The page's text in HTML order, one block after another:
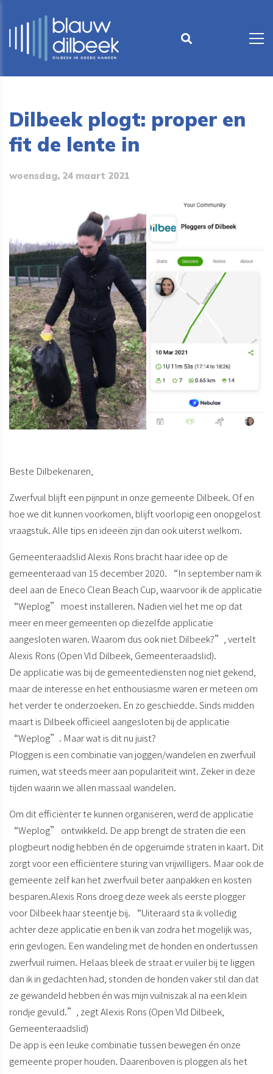
Dilbeek plogt: proper en
fit de lente in
woensdag, 24 maart 2021
Beste Dilbekenaren,
Zwerfvuil blijft een pijnpunt in onze gemeente Dilbeek. Of en
hoe we dit kunnen voorkomen, blijft voorlopig een onopgelost
vraagstuk. Alle tips en ideeën zijn dan ook uiterst welkom.
Gemeenteraadslid Alexis Rons bracht haar idee op de
gemeenteraad van 15 december 2020. “In september nam ik
deel aan de Eneco Clean Beach Cup, waarvoor ik de applicatie
“Weplog” moest installeren. Nadien viel het me op dat
meer en meer gemeenten op diezelfde applicatie
aangesloten waren. Waarom dus ook niet Dilbeek?”, vertelt
Alexis Rons (Open Vld Dilbeek, Gemeenteraadslid).
De applicatie was bij de gemeentediensten nog niet gekend,
maar de interesse en het enthousiasme waren er meteen om
het verder te onderzoeken. En zo geschiedde. Sinds midden
maart is Dilbeek officieel aangesloten bij de applicatie
“Weplog”. Maar wat is dit nu juist?
Ploggen is een combinatie van joggen/wandelen en zwerfvuil
ruimen, wat steeds meer aan populariteit wint. Zeker in deze
tijden waarin we allen massaal wandelen.
Om dit efficiënter te kunnen organiseren, werd de applicatie
“Weplog” ontwikkeld. De app brengt de straten die een
plogbeurt nodig hebben én de opgeruimde straten in kaart. Dit
zorgt voor een efficiëntere sturing van vrijwilligers. Maar ook de
gemeente zelf kan het zwerfvuil beter aanpakken en kosten
besparen.Alexis Rons droeg deze week als eerste plogger
voor Dilbeek haar steentje bij. “Uiteraard sta ik volledig
achter deze applicatie en ben ik van zodra het mogelijk was,
erin gevlogen. Een wandeling met de honden en ondertussen
zwerfvuil ruimen. Helaas bleek de straat er vuiler bij te liggen
dan ik in gedachten had, stonden de honden vaker stil dan dat
ze gewandeld hebben én was mijn vuilniszak al na een klein
rondje gevuld.”, zegt Alexis Rons (Open Vld Dilbeek,
Gemeenteraadslid)
De app is een leuke combinatie tussen bewegen én onze
gemeente proper houden. Daarenboven is ploggen als het